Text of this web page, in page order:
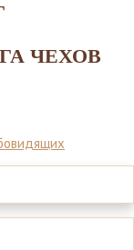
ЧЕХОВ